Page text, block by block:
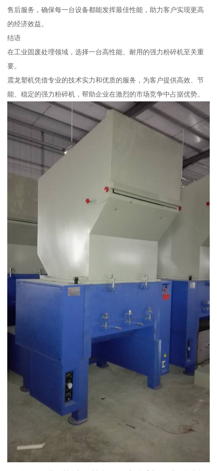
售后服务，确保每一台设备都能发挥最佳性能，助力客户实现更高
的经济效益。
结语
在工业固废处理领域，选择一台高性能、耐用的强力粉碎机至关重
要。
震龙塑机凭借专业的技术实力和优质的服务，为客户提供高效、节
能、稳定的强力粉碎机，帮助企业在激烈的市场竞争中占据优势。